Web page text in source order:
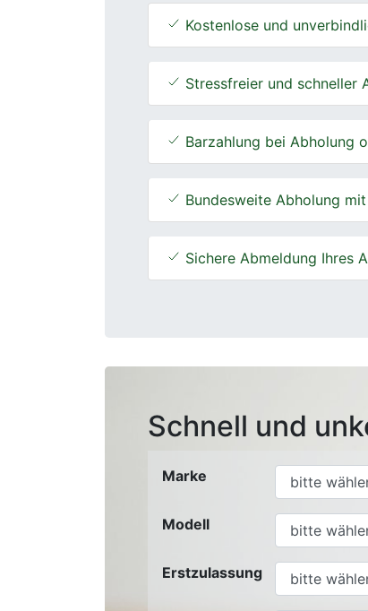
Kostenlose und
Stressfreier und schneller
Barzahlung bei Abholung
Bundesweite Abholung
Sichere Abmeldung Ihres
Schnell und
Marke
Modell
Erstzulassung